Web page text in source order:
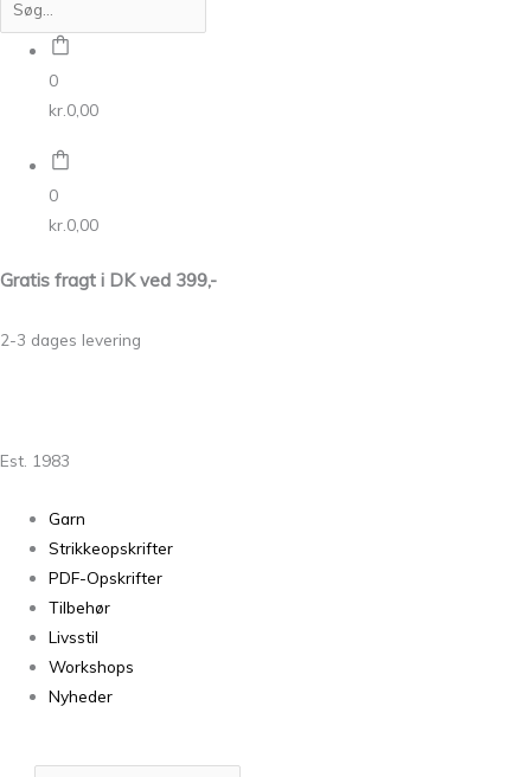
0
kr. 0,00
0
kr. 0,00
Gratis fragt i DK ved 399,-
2-3 dages levering
Est. 1983
Garn
Strikkeopskrifter
PDF-Opskrifter
Tilbehør
Livsstil
Workshops
Nyheder